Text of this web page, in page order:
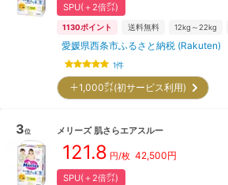
SPU(＋2倍㌽)
1130ポイント 送料無料 12kg～22kg
愛媛県西条市ふるさと納税 (Rakuten)
1件
＋1,000㌽(初サービス利用)
3位 メリーズ 肌さらエアスルー
121.8 円/枚 42,500円
SPU(＋2倍㌽)